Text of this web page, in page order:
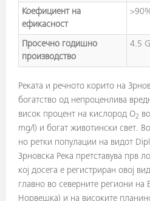
Коефициент на
ефикасност
Просечно годишно
производство
4.5
Реката и речното корито на
богатство од непроценлива
висок процент на кислород О2
mg/l) и богат животински свет.
но ретки попула­ции на видот
Зрновска Река претставува прв
кој досега е регистриран овој
главно во северните региони
Норвешка) и на високите